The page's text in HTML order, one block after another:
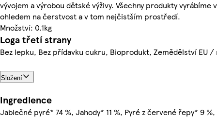
vývojem a výrobou dětské výživy. Všechny produkty vyrábíme
ohledem na čerstvost a v tom nejčistším prostředí.
Množství: 0.1kg
Loga třetí strany
Bez lepku, Bez přídavku cukru, Bioprodukt, Zemědělství EU /
Složení
Ingredience
Jablečné pyré* 74 %, Jahody* 11 %, Pyré z červené řepy* 9